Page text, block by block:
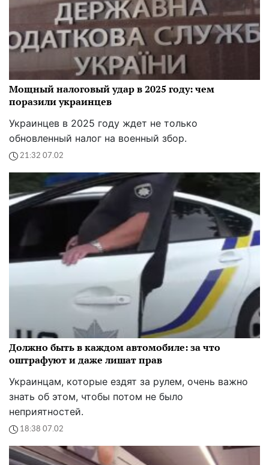
Мощный налоговый удар в 2025 году: чем
поразили украинцев
Украинцев в 2025 году ждет не только
обновленный налог на военный збор.
21:32 07.02
Должно быть в каждом автомобиле: за что
оштрафуют и даже лишат прав
Украинцам, которые ездят за рулем, очень важно
знать об этом, чтобы потом не было
неприятностей.
18:38 07.02